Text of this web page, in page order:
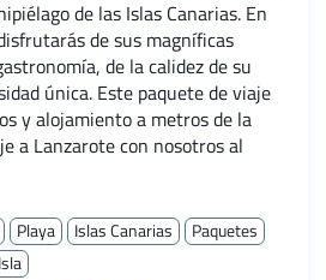
de las Islas Canarias. En
de sus magníficas
de la calidez de su
única. Este paquete de viaje
y alojamiento a metros de la
a Lanzarote con nosotros al
Playa Islas Canarias
Paquetes
Isla